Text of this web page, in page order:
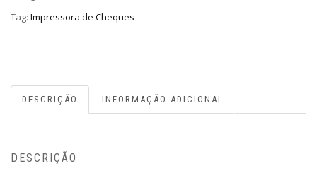
Tag: Impressora de Cheques
DESCRIÇÃO INFORMAÇÃO ADICIONAL
DESCRIÇÃO